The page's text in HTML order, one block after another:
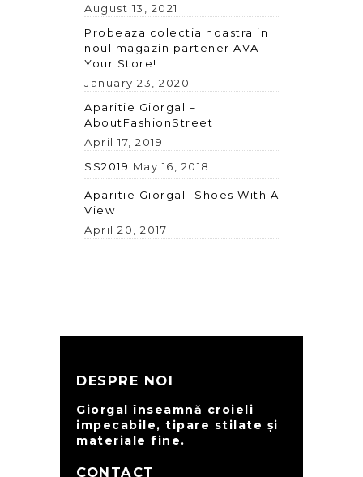
August 13, 2021
Probeaza colectia noastra in
noul magazin partener AVA
Your Store!
January 23, 2020
Aparitie Giorgal –
AboutFashionStreet
April 17, 2019
SS2019 May 16, 2018
Aparitie Giorgal- Shoes With A
View
April 20, 2017
DESPRE NOI
Giorgal înseamnă croieli
impecabile, tipare stilate și
materiale fine.
CONTACT